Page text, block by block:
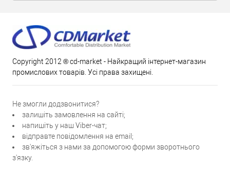
Copyright 2012 ® cd-market - Найкращий інтернет-магазин
промислових товарів. Усі права захищені.
Не змогли додзвонитися?
залишіть замовлення на сайті;
напишіть у наш Viber-чат;
відправте повідомлення на email;
зв'яжіться з нами за допомогою форми зворотнього
з'язку.